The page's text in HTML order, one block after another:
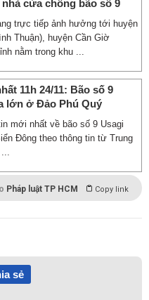
cửa chống bão số 9
trực tiếp ảnh hưởng tới huyện
Thuận), huyện Cần Giờ
nằm trong khu ...
11h 24/11: Bão số 9
lớn ở Đảo Phú Quý
mới nhất về bão số 9 Usagi
Đông theo thông tin từ Trung
Pháp luật TP HCM Copy link
sẻ